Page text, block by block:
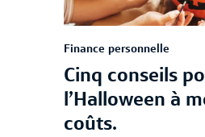
Finance personnelle
Cinq conseils
l’Halloween à
coûts.